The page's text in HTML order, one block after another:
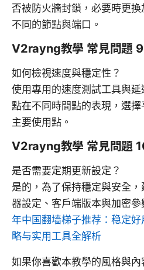
否被防火牆封鎖，必要時更
不同的節點與端口。
V2rayng教學 常見問題 9
如何檢視速度與穩定性？
使用專用的速度測試工具與
點在不同時間點的表現，選
主要使用點。
V2rayng教學 常見問題
是否需要定期更新設定？
是的，為了保持穩定與安全
器設定、客戶端版本與加密參
年中国翻墙梯子推荐：稳定
略与实用工具全解析
如果你喜歡本教學的風格與